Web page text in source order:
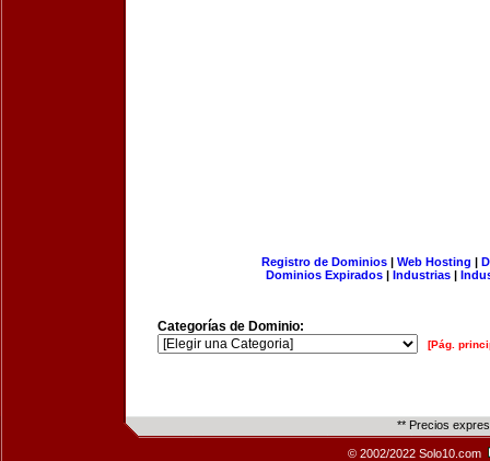
Registro de Dominios| Web Hosting |
Dominios Expirados | Industrias |
Categorías de Dominio:
[Pág.
** Precios
© 2002/2022 Solo10.com